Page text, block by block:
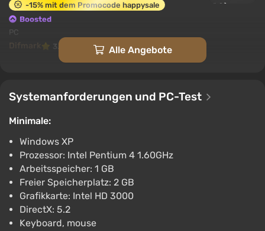
-15% mit dem Promocode happysale
Boosted
PC
Difmark 3.4 87 Bewertungen Promo-Codes
€4
PC
Difmark 3.487 Bewertungen Promo-Codes
The Excavation of Hob's Barrow | Steam Key |
GLOBAL | Auto delivery 24/7
€0.6 €1
PC
Alle Angebote
Systemanforderungen und PC-Test
Minimale:
Windows XP
Prozessor: Intel Pentium 4 1.60GHz
Arbeitsspeicher: 1 GB
Freier Speicherplatz: 2 GB
Grafikkarte: Intel HD 3000
DirectX: 5.2
Keyboard, mouse